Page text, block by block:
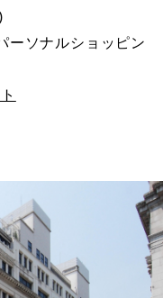
ソナルショッピン